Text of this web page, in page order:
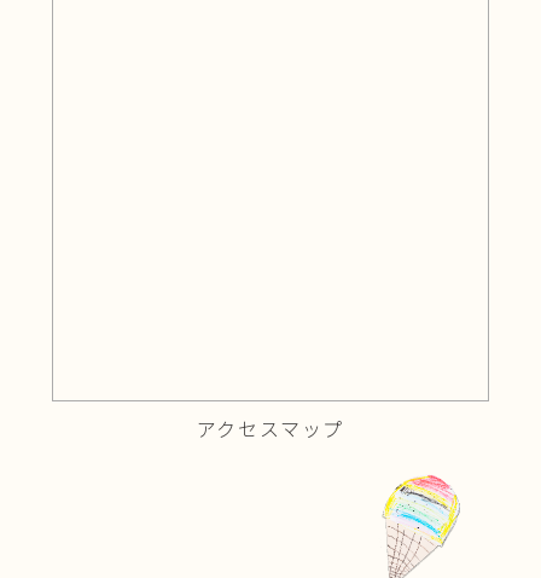
アクセスマップ